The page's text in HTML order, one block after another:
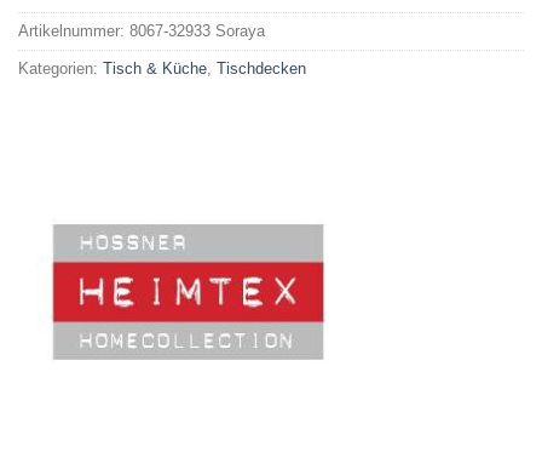
Artikelnummer: 8067-32933 Soraya
Kategorien: Tisch & Küche Tischdecken